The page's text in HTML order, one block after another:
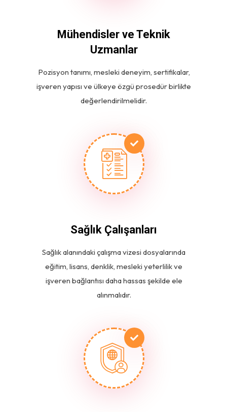
Mühendisler ve Teknik
Uzmanlar
Pozisyon tanımı, mesleki deneyim, sertifikalar,
işveren yapısı ve ülkeye özgü prosedür birlikte
değerlendirilmelidir.
Sağlık Çalışanları
Sağlık alanındaki çalışma vizesi dosyalarında
eğitim, lisans, denklik, mesleki yeterlilik ve
işveren bağlantısı daha hassas şekilde ele
alınmalıdır.